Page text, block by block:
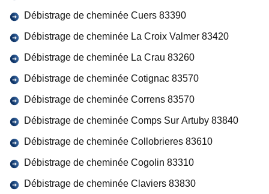
Débistrage de cheminée Cuers 83390
Débistrage de cheminée La Croix Valmer 83420
Débistrage de cheminée La Crau 83260
Débistrage de cheminée Cotignac 83570
Débistrage de cheminée Correns 83570
Débistrage de cheminée Comps Sur Artuby 83840
Débistrage de cheminée Collobrieres 83610
Débistrage de cheminée Cogolin 83310
Débistrage de cheminée Claviers 83830